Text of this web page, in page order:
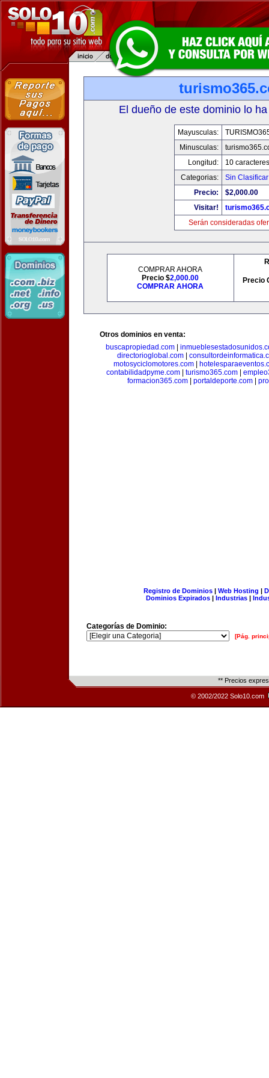
El dueño de este dominio lo
Mayusculas:
Minusculas:
Longitud:
10 caracteres
Categorias:
Sin Clasificar
Precio:
$2,000.00
Visitar!
Serán consideradas
COMPRAR AHORA
Precio $2,000.00
COMPRAR AHORA
Precio
Otros dominios en venta:
buscapropiedad.com
directorioglobal.com
motosyciclomotores.com|
contabilidadpyme.com| turismo365.com|
formacion365.com| portaldeporte.com|
Registro de Dominios| Web Hosting |
Dominios Expirados | Industrias |
Categorías de Dominio:
[Pág.
** Precios
© 2002/2022 Solo10.com